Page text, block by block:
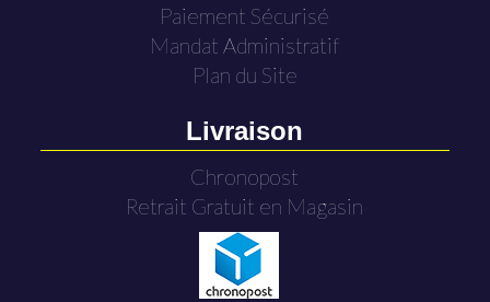
Paiement Sécurisé
Mandat Administratif
Plan du Site
Livraison
Chronopost
Retrait Gratuit en Magasin